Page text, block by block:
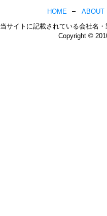
HOME
ABOUT
当サイトに記載されている会社名
Copyright ©